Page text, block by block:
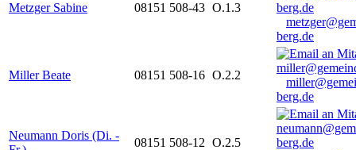
Metzger Sabine 08151 508-43 O.1.3
berg.de
Miller Beate 08151 508-16 O.2.2
berg.de
Neumann Doris (Di. -
08151 508-12 O.2.5